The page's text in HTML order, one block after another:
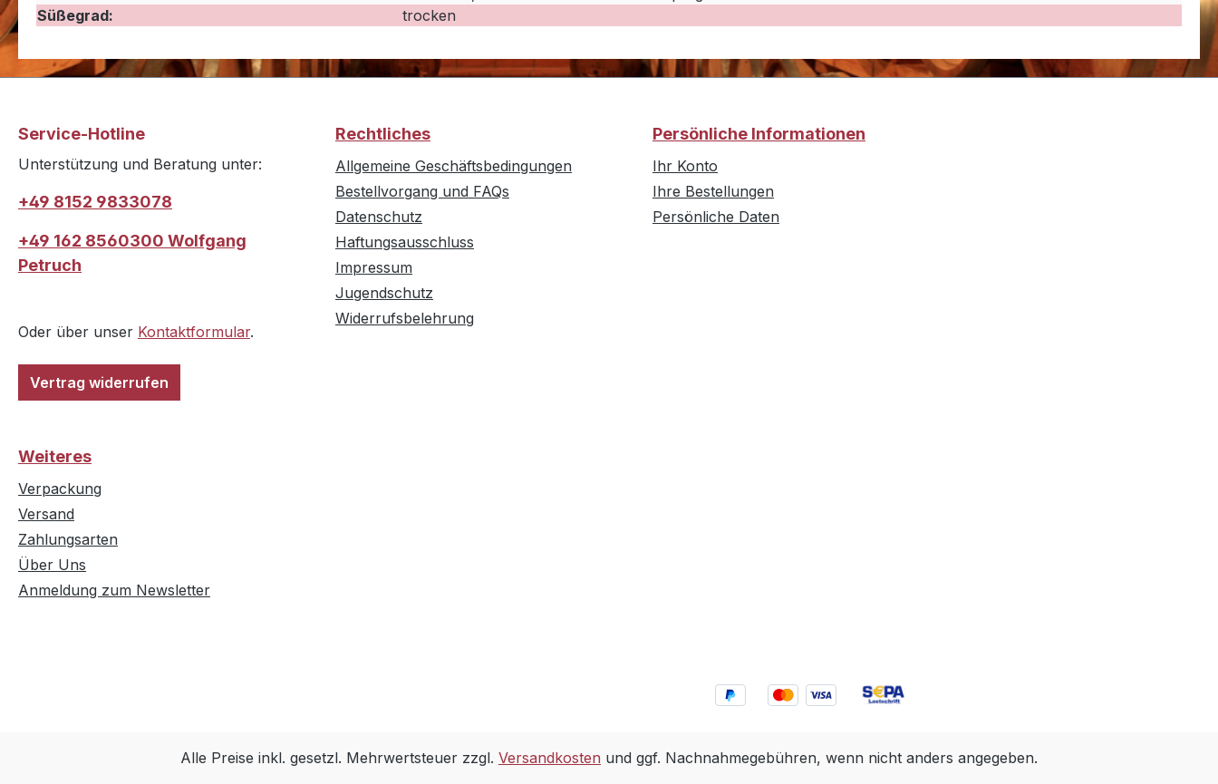
Süßegrad:
trocken
Service-Hotline
Unterstützung und Beratung unter:
+49 8152 9833078
+49 162 8560300 Wolfgang
Petruch
Oder über unser Kontaktformular.
Vertrag widerrufen
Rechtliches
Allgemeine Geschäftsbedingungen
Bestellvorgang und FAQs
Datenschutz
Haftungsausschluss
Impressum
Jugendschutz
Widerrufsbelehrung
Persönliche Informationen
Ihr Konto
Ihre Bestellungen
Persönliche Daten
Weiteres
Verpackung
Versand
Zahlungsarten
Über Uns
Anmeldung zum Newsletter
Alle Preise inkl. gesetzl. Mehrwertsteuer zzgl. Versandkosten und ggf. Nachnahmegebühren, wenn nicht anders angegeben.